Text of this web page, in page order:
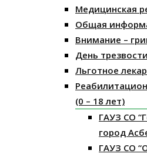
Медицинская
Общая
Внимание –
День трезвости
Льготное
(0 – 18 лет)
ГАУЗ СО
город
ГАУЗ СО